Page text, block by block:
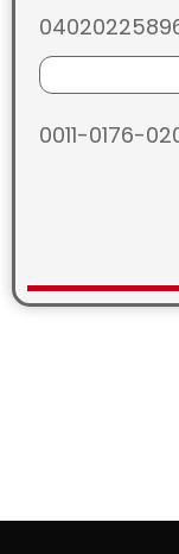
0011-0176-